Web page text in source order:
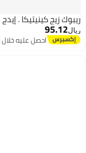
ريبوك زيج كينيتيكا . إيدج
ريال95.12
احصل عليه خلال